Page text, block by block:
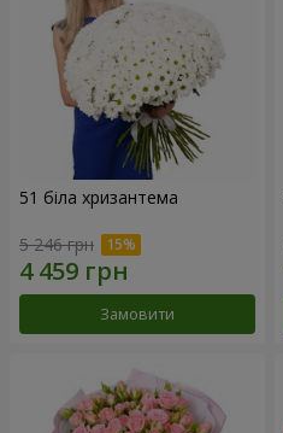
51 біла хризантема
5 246 грн
Замовити